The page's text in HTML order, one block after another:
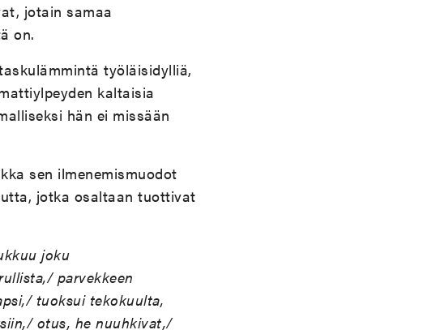
jotain samaa
on.
työläisidylliä,
kaltaisia
hän ei missään
sen ilmenemismuodot
jotka osaltaan tuottivat
joku
parvekkeen
tuoksui tekokuulta,
otus, he nuuhkivat,/